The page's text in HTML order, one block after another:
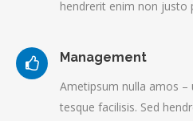
hendrerit enim non justo
Management
Ametipsum nulla amos –
tesque facilisis. Sed